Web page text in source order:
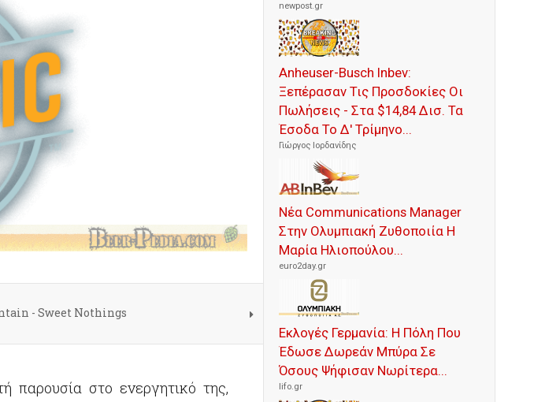
- Sweet Nothings
παρουσία στο ενεργητικό της,
newpost.gr
Anheuser-Busch Inbev:
Ξεπέρασαν Τις Προσδοκίες Οι
Πωλήσεις - Στα $14,84 Δισ. Τα
Έσοδα Το Δ' Τρίμηνο...
Γιώργος Ιορδανίδης
Νέα Communications Manager
Στην Ολυμπιακή Ζυθοποιία Η
Μαρία Ηλιοπούλου...
euro2day.gr
Εκλογές Γερμανία: Η Πόλη Που
Έδωσε Δωρεάν Μπύρα Σε
Όσους Ψήφισαν Νωρίτερα...
lifo.gr